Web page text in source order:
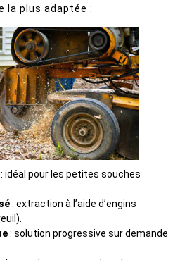
la plus adaptée :
: idéal pour les petites souches
: extraction à l’aide d’engins
: solution progressive sur demande